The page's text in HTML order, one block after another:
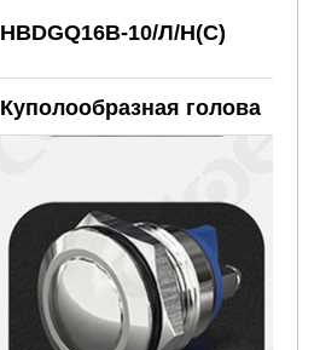
HBDGQ16B-10/Л/Н(С)
Куполообразная голова